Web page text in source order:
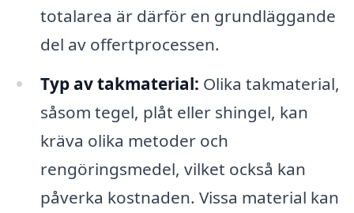
totalarea är därför en grundläggande
del av offertprocessen.
Typ av takmaterial: Olika takmaterial,
såsom tegel, plåt eller shingel, kan
kräva olika metoder och
rengöringsmedel, vilket också kan
påverka kostnaden. Vissa material kan